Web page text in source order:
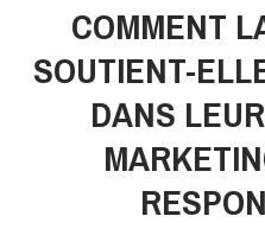
COMMENT
SOUTIENT-
DANS